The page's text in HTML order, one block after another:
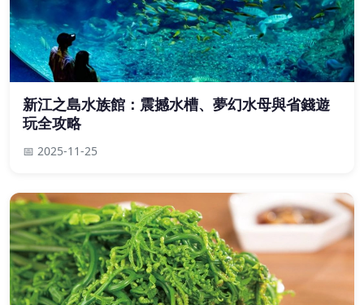
新江之島水族館：震撼水槽、夢幻水母與省錢遊
玩全攻略
📅 2025-11-25